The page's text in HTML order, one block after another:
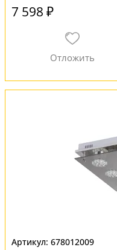
7 598 ₽
678012009